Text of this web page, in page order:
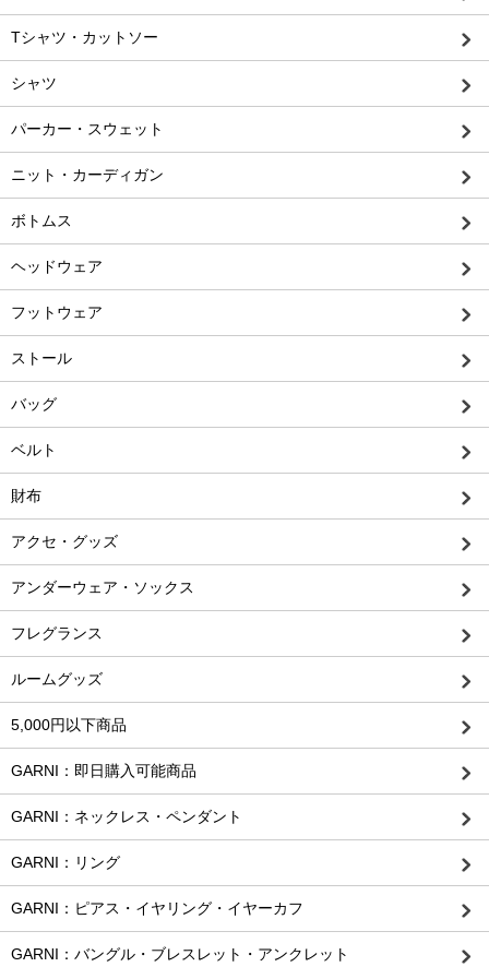
Tシャツ・カットソー
シャツ
パーカー・スウェット
ニット・カーディガン
ボトムス
ヘッドウェア
フットウェア
ストール
バッグ
ベルト
財布
アクセ・グッズ
アンダーウェア・ソックス
フレグランス
ルームグッズ
5,000円以下商品
GARNI：即日購入可能商品
GARNI：ネックレス・ペンダント
GARNI：リング
GARNI：ピアス・イヤリング・イヤーカフ
GARNI：バングル・ブレスレット・アンクレット